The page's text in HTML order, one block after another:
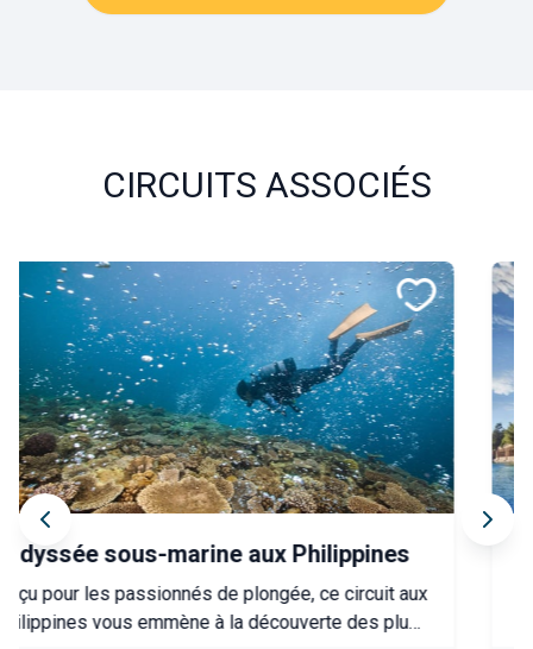
CIRCUITS ASSOCIÉS
L’Anatolie au fil de l’eau
Vivez une immersion authentique dans une Turquie
méconnue, entre patrimoine, nature et rencontres